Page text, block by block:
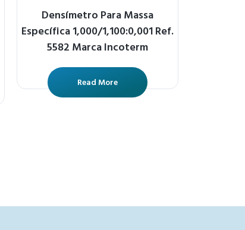
Densímetro Para Massa
Específica 1,000/1,100:0,001 Ref.
5582 Marca Incoterm
Read More